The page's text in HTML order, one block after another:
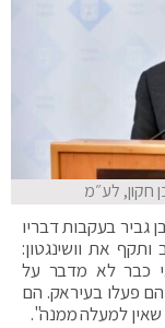
חקון, לע״מ
בעקבות דבריו
את וושינגטון:
כבר לא מדבר על
פעלו בעיראק. הם
שאין למעלה ממנה".